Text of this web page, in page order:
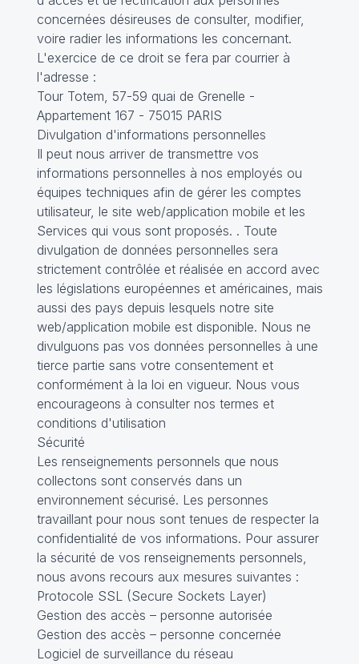
concernées désireuses de consulter, modifier,
voire radier les informations les concernant.
L'exercice de ce droit se fera par courrier à
l'adresse :
Tour Totem, 57-59 quai de Grenelle -
Appartement 167 - 75015 PARIS
Divulgation d'informations personnelles
Il peut nous arriver de transmettre vos
informations personnelles à nos employés ou
équipes techniques afin de gérer les comptes
utilisateur, le site web/application mobile et les
Services qui vous sont proposés. . Toute
divulgation de données personnelles sera
strictement contrôlée et réalisée en accord avec
les législations européennes et américaines, mais
aussi des pays depuis lesquels notre site
web/application mobile est disponible. Nous ne
divulguons pas vos données personnelles à une
tierce partie sans votre consentement et
conformément à la loi en vigueur. Nous vous
encourageons à consulter nos termes et
conditions d'utilisation
Sécurité
Les renseignements personnels que nous
collectons sont conservés dans un
environnement sécurisé. Les personnes
travaillant pour nous sont tenues de respecter la
confidentialité de vos informations. Pour assurer
la sécurité de vos renseignements personnels,
nous avons recours aux mesures suivantes :
Protocole SSL (Secure Sockets Layer)
Gestion des accès – personne autorisée
Gestion des accès – personne concernée
Logiciel de surveillance du réseau